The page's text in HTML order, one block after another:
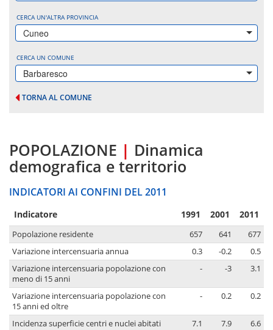
CERCA UN'ALTRA PROVINCIA
Cuneo
CERCA UN COMUNE
Barbaresco
TORNA AL COMUNE
POPOLAZIONE | Dinamica
demografica e territorio
INDICATORI AI CONFINI DEL 2011
Indicatore 1991 2001 2011
Popolazione residente 657 641
677
Variazione intercensuaria annua
0.3 -0.2
0.5
Variazione intercensuaria popolazione con
meno di 15 anni
- -3 3.1
Variazione intercensuaria popolazione con
15 anni ed oltre
- 0.2 0.2
Incidenza superficie centri e nuclei abitati 7.1 7.9
6.6